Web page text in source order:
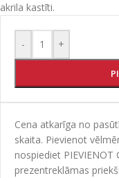
akrila kastīti.
- +
Cena atkarīga no
skaita. Pievienot
nospiediet
prezentreklāmas